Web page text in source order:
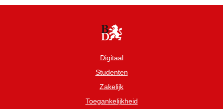
Digitaal
Studenten
Zakelijk
Toegankelijkheid